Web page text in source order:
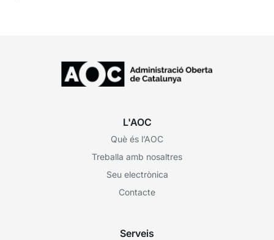
L'AOC
Què és l’AOC
Treballa amb nosaltres
Seu electrònica
Contacte
Serveis